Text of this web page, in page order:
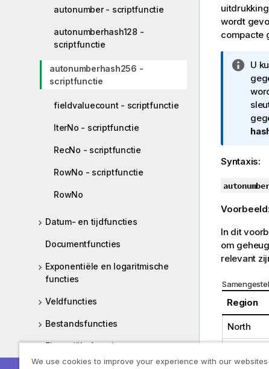
autonumber - scriptfunctie
autonumberhash128 -
scriptfunctie
autonumberhash256 -
scriptfunctie
fieldvaluecount - scriptfunctie
IterNo - scriptfunctie
RecNo - scriptfunctie
RowNo - scriptfunctie
RowNo
Datum- en tijdfuncties
Documentfuncties
Exponentiële en logaritmische
functies
Veldfuncties
Bestandsfuncties
Financiële functies
wordt
compacte
I
n
f
o
r
m
t
e
U
Syntaxis:
Voorbeeld:
In dit
om
relevant
Region
North
We use cookies to improve your experience with our